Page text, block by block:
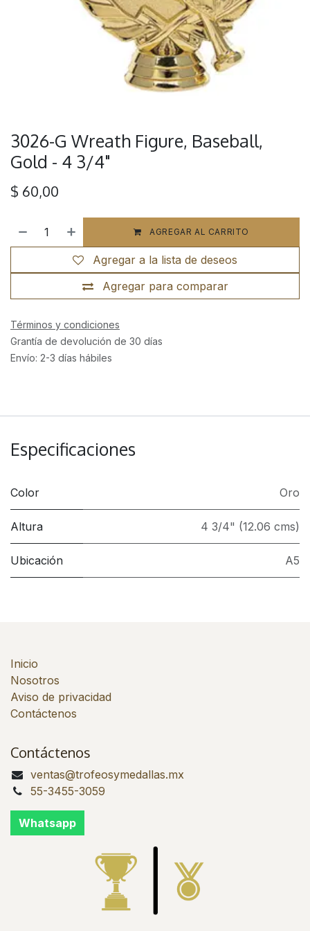
3026-G Wreath Figure, Baseball,
Gold - 4 3/4"
$ 60,00
AGREGAR AL CARRITO
Agregar para comparar
Agregar a la lista de deseos
Términos y condiciones
Grantía de devolución de 30 días
Envío: 2-3 días hábiles
Especificaciones
Color Oro
Altura 4 3/4" (12.06 cms)
Ubicación A5
Inicio
Nosotros
Aviso de privacidad
Contáctenos
Contáctenos
ventas@trofeosymedallas.mx
55-3455-3059
Whatsapp